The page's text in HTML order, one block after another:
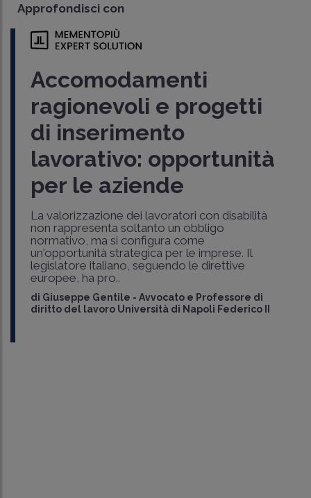
Approfondisci con
Accomodamenti
ragionevoli e progetti
di inserimento
lavorativo: opportunità
per le aziende
La valorizzazione dei lavoratori con disabilità
non rappresenta soltanto un obbligo
normativo, ma si configura come
un'opportunità strategica per le imprese. Il
legislatore italiano, seguendo le direttive
europee, ha pro..
di Giuseppe Gentile - Avvocato e Professore di
diritto del lavoro Università di Napoli Federico II